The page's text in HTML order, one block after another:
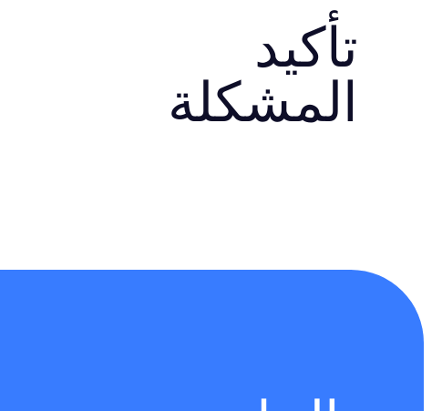
تأكيد
المشكلة